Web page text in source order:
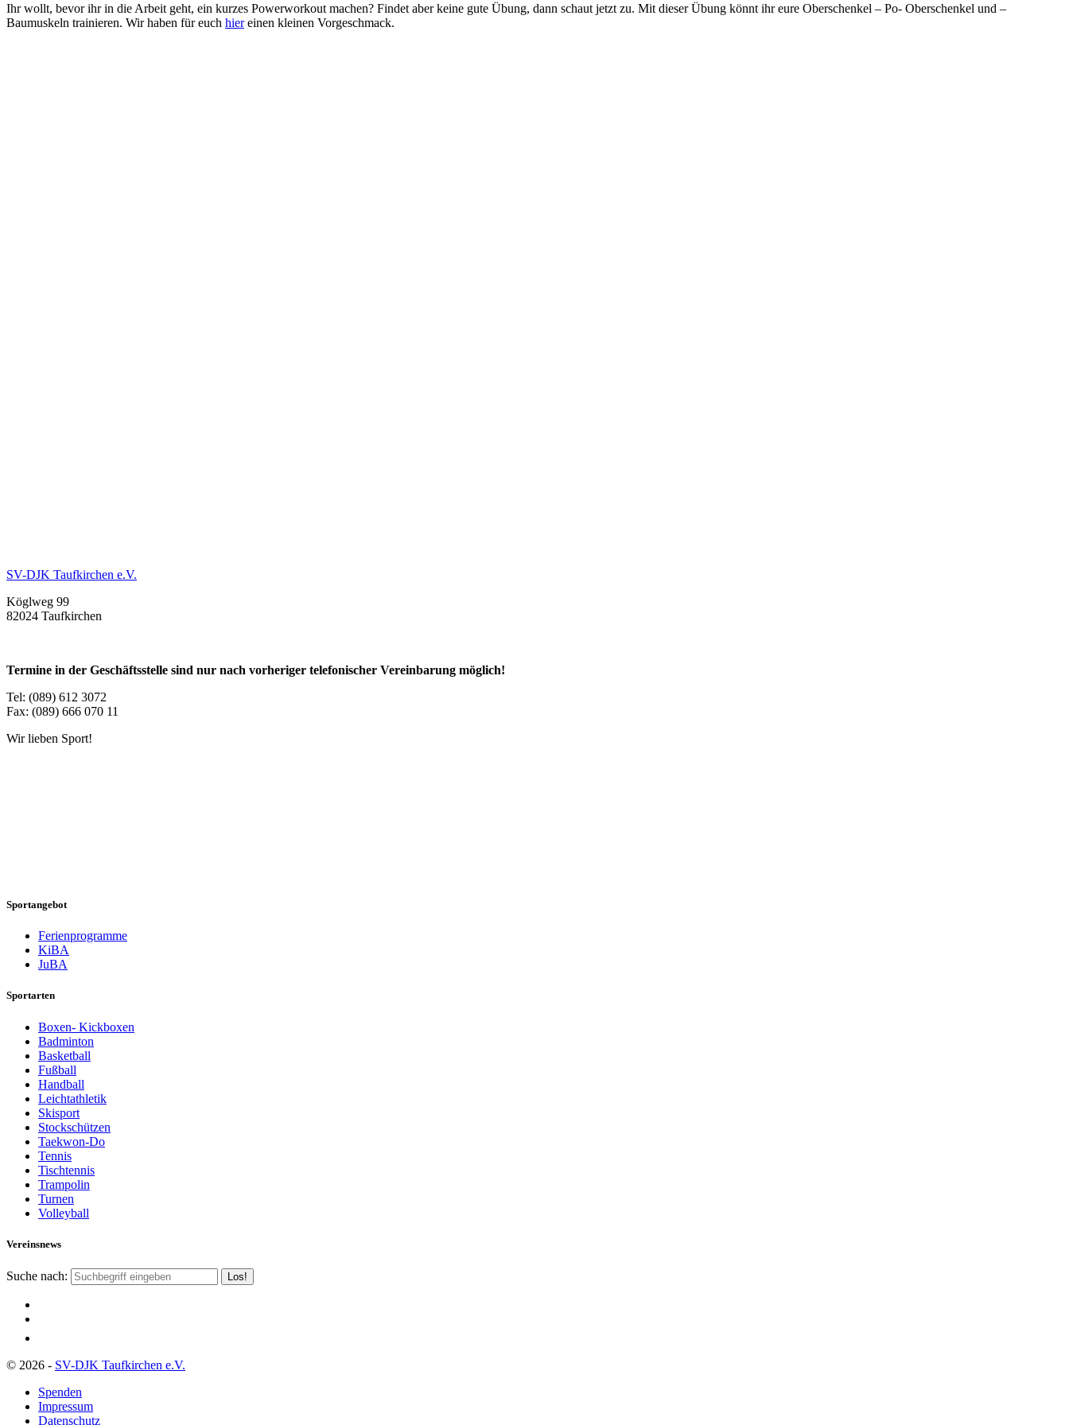
Ihr wollt, bevor ihr in die Arbeit geht, ein kurzes Powerworkout machen? Findet aber keine gute Übung, dann schaut jetzt zu. Mit dieser Übung könnt ihr eure Oberschenkel – Po- Oberschenkel und –
Baumuskeln trainieren. Wir haben für euch hiereinen kleinen Vorgeschmack.
SV-DJK Taufkirchen e.V.
Köglweg 99
82024 Taufkirchen
Termine in der Geschäftsstelle sind nur nach vorheriger telefonischer Vereinbarung möglich!
Tel: (089) 612 3072
Fax: (089) 666 070 11
Wir lieben Sport!
Sportangebot
Ferienprogramme
KiBA
JuBA
Sportarten
Boxen- Kickboxen
Badminton
Basketball
Fußball
Handball
Leichtathletik
Skisport
Stockschützen
Taekwon-Do
Tennis
Tischtennis
Trampolin
Turnen
Volleyball
Vereinsnews
Suche nach:
© 2026 - SV-DJK Taufkirchen e.V.
Spenden
Impressum
Datenschutz